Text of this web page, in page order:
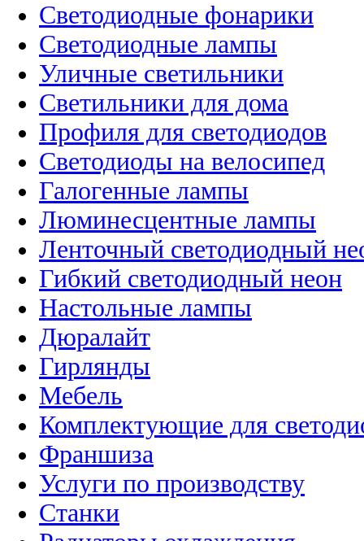
Светодиодные фонарики
Светодиодные лампы
Уличные светильники
Светильники для дома
Профиля для светодиодов
Светодиоды на велосипед
Галогенные лампы
Люминесцентные лампы
Ленточный светодиодный
Гибкий светодиодный неон
Настольные лампы
Дюралайт
Гирлянды
Мебель
Комплектующие для
Франшиза
Услуги по производству
Станки